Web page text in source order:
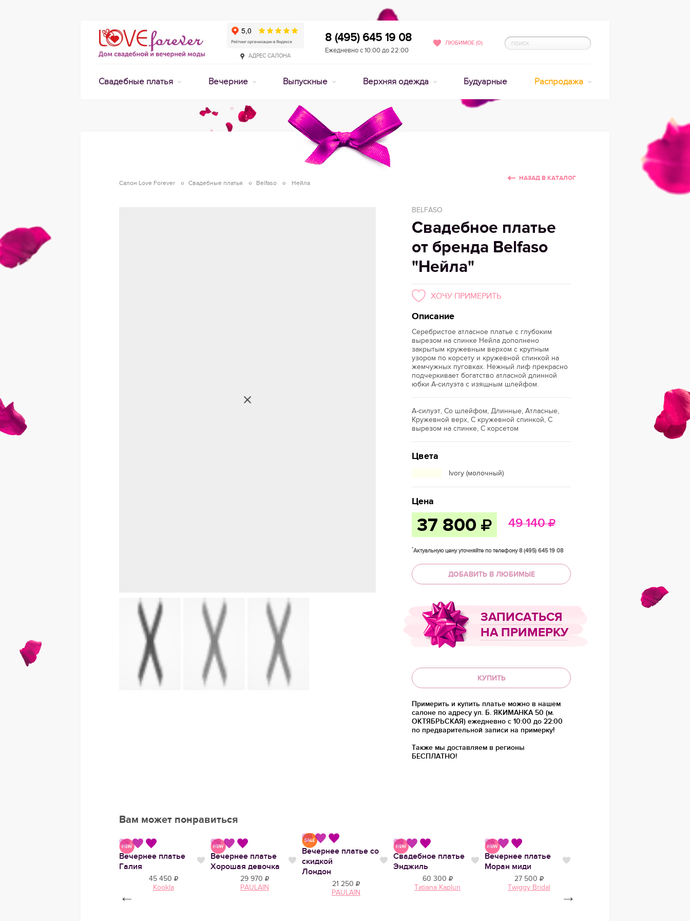
АДРЕС САЛОНА
8 (495) 645 19 08
Ежедневно с 10:00 до 22:00
ЛЮБИМОЕ (0)
Свадебные платья Вечерние Выпускные Верхняя одежда Будуарные Распродажа
НАЗАД В КАТАЛОГ
Салон Love Forever Свадебные платья Belfaso Нейла
BELFASO
Свадебное платье
от бренда Belfaso
"Нейла"
ХОЧУ ПРИМЕРИТЬ
Описание
Серебристое атласное платье с глубоким
вырезом на спинке Нейла дополнено
закрытым кружевным верхом с крупным
узором по корсету и кружевной спинкой на
жемчужных пуговках. Нежный лиф прекрасно
подчеркивает богатство атласной длинной
юбки А-силуэта с изящным шлейфом.
А-силуэт, Со шлейфом, Длинные, Атласные,
Кружевной верх, С кружевной спинкой, С
вырезом на спинке, С корсетом
Цвета
Ivory (молочный)
Цена
37 800 49 140
*Актуальную цену уточняйте по телефону 8 (495) 645 19 08
ДОБАВИТЬ В ЛЮБИМЫЕ
ЗАПИСАТЬСЯ
НА ПРИМЕРКУ
КУПИТЬ
Примерить и купить платье можно в нашем
салоне по адресу ул. Б. ЯКИМАНКА 50 (м.
ОКТЯБРЬСКАЯ) ежедневно с 10:00 до 22:00
по предварительной записи на примерку!
Также мы доставляем в регионы
БЕСПЛАТНО!
Вам может понравиться
Нравится
Вечернее платье
Галия
Нравится
45 450
Kookla
Вечернее платье
Хорошая девочка
Нравится
29 970
PAULAIN
Вечернее платье со
скидкой
Лондон
Нравится
21 250
PAULAIN
Свадебное платье
Энджиль
Нравится
60 300
Tatiana Kaplun
Вечернее платье
Моран миди
27 500
Twiggy Bridal
← →